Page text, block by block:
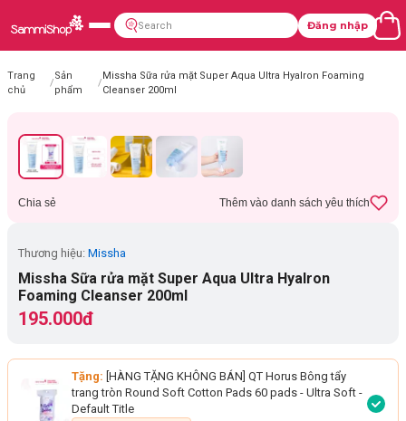
Đăng nhập
Trang
chủ
/
Sản
phẩm
/
Missha Sữa rửa mặt Super Aqua Ultra Hyalron Foaming
Cleanser 200ml
Chia sẻ Thêm vào danh sách yêu thích
Thương hiệu: Missha
Missha Sữa rửa mặt Super Aqua Ultra Hyalron
Foaming Cleanser 200ml
195.000đ
Tặng: [HÀNG TẶNG KHÔNG BÁN] QT Horus Bông tẩy
trang tròn Round Soft Cotton Pads 60 pads - Ultra Soft -
Default Title